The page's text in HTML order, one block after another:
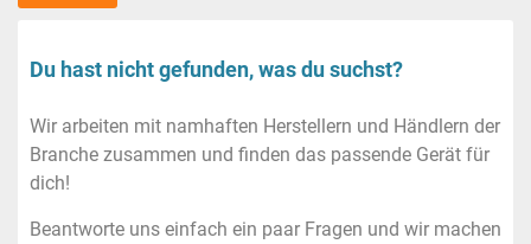
Du hast nicht gefunden, was du suchst?
Wir arbeiten mit namhaften Herstellern und Händlern der
Branche zusammen und finden das passende Gerät für
dich!
Beantworte uns einfach ein paar Fragen und wir machen